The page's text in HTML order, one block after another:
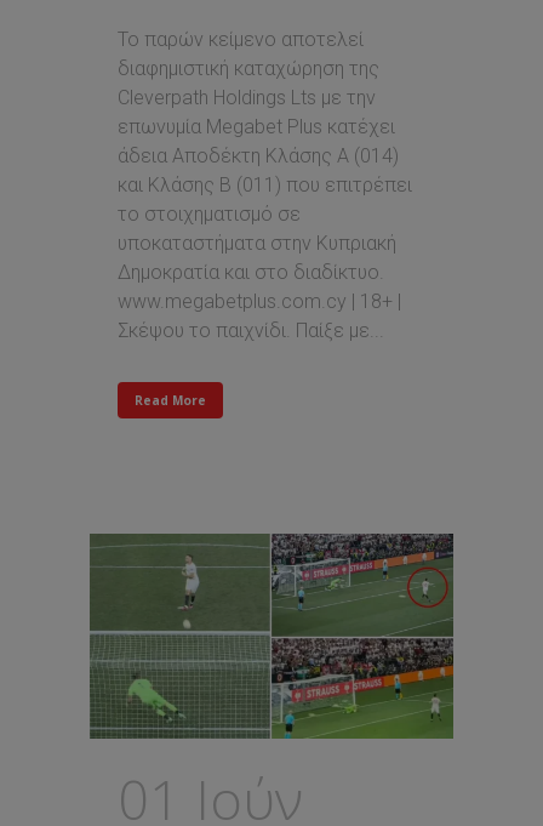
Το παρών κείμενο αποτελεί
διαφημιστική καταχώρηση της
Cleverpath Holdings Lts με την
επωνυμία Megabet Plus κατέχει
άδεια Αποδέκτη Κλάσης Α (014)
και Κλάσης Β (011) που επιτρέπει
τo στοιχηματισμό σε
υποκαταστήματα στην Κυπριακή
Δημοκρατία και στο διαδίκτυο.
www.megabetplus.com.cy | 18+ |
Σκέψου το παιχνίδι. Παίξε με...
Read More
01 Ιούν